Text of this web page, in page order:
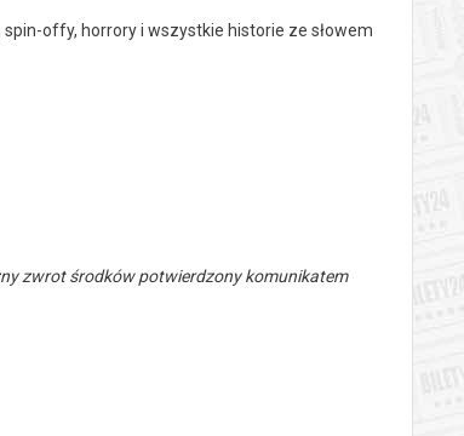
offy, horrory i wszystkie historie ze słowem
zwrot środków potwierdzony komunikatem